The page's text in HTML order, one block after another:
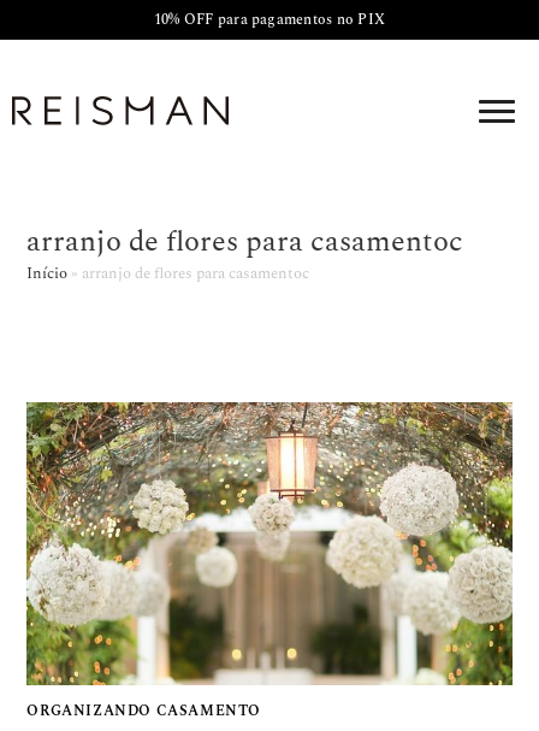
10% OFF para pagamentos no PIX
arranjo de flores para casamentoc
Início » arranjo de flores para casamentoc
ORGANIZANDO CASAMENTO